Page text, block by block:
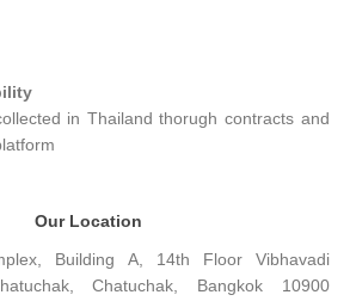
in Thailand thorugh contracts and
Our Location
Building A, 14th Floor Vibhavadi
Chatuchak, Bangkok 10900